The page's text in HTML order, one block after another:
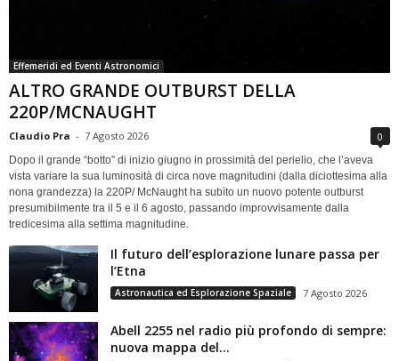
Effemeridi ed Eventi Astronomici
ALTRO GRANDE OUTBURST DELLA
220P/MCNAUGHT
Claudio Pra - 7 Agosto 2026 0
Dopo il grande “botto” di inizio giugno in prossimità del perielio, che l’aveva
vista variare la sua luminosità di circa nove magnitudini (dalla diciottesima alla
nona grandezza) la 220P/ McNaught ha subìto un nuovo potente outburst
presumibilmente tra il 5 e il 6 agosto, passando improvvisamente dalla
tredicesima alla settima magnitudine.
Il futuro dell’esplorazione lunare passa per
l’Etna
Astronautica ed Esplorazione Spaziale 7 Agosto 2026
Abell 2255 nel radio più profondo di sempre:
nuova mappa del...